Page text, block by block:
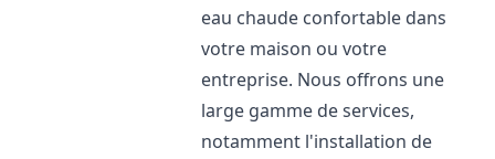
eau chaude confortable dans
votre maison ou votre
entreprise. Nous offrons une
large gamme de services,
notamment l'installation de